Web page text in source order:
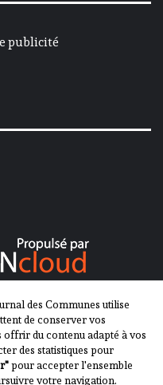
publicité
des Communes utilise
de conserver vos
du contenu adapté à vos
des statistiques pour
pour accepter l'ensemble
votre navigation.